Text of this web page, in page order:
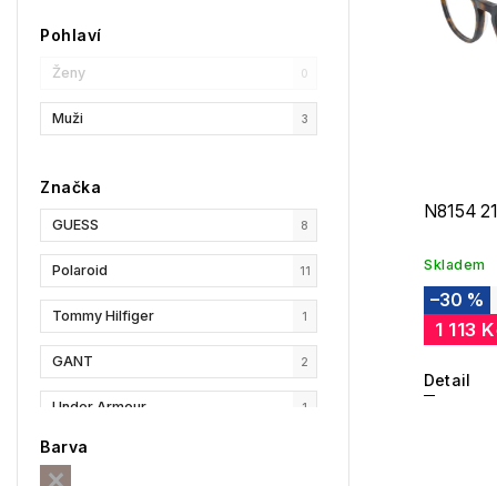
Pohlaví
Ženy 0
Muži 3
Značka
GUESS 8
Polaroid 11
Tommy Hilfiger 1
GANT 2
Under Armour 1
Privé Revaux
Barva
N8154
Skladem
–30 %
1 113
Detail